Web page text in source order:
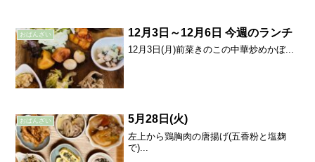
おばんざい 12月3日～12月6日 今週のランチ
12月3日(月)前菜きのこの中華炒めかぼ...
おばんざい 5月28日(火)
左上から鶏胸肉の唐揚げ(五香粉と塩麹
で)...